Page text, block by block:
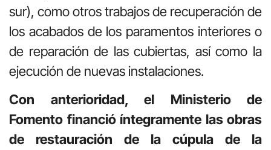
sur), como otros trabajos de recuperación de
los acabados de los paramentos interiores o
de reparación de las cubiertas, así como la
ejecución de nuevas instalaciones.
Con anterioridad, el Ministerio de
Fomento financió íntegramente las obras
de restauración de la cúpula de la